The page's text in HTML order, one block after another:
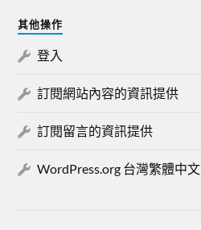
其他操作
登入
訂閱網站內容的資訊提供
訂閱留言的資訊提供
WordPress.org 台灣繁體中文